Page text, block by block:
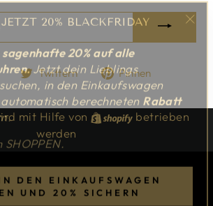
Auf
Facebook
teilen
Twittern
Auf
Twitter
twittern
Pinnen
Pinterest
pinnen
mit Hilfe von
Shopify
betrieben
werden
20% BLACKFRIDAY
sagenhafte 20% auf alle
Jetzt dein Lieblings
in den Einkaufswagen
berechnetenRabatt
SHOPPEN.
DEN EINKAUFSWAGEN
UND 20% SICHERN